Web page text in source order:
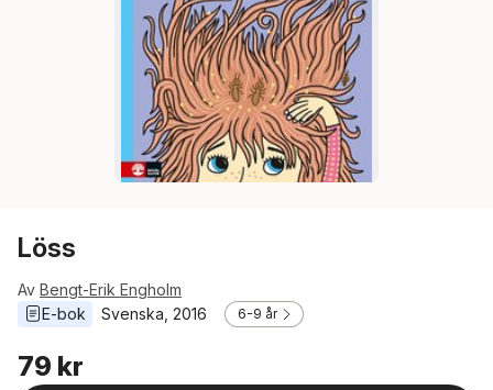
Löss
Av Bengt-Erik Engholm
E-bok
Svenska 2016 6-9 år
79 kr